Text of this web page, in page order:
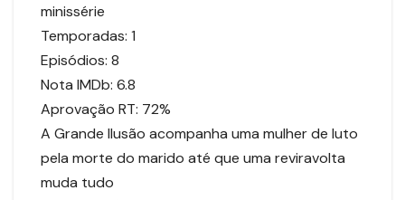
minissérie
Temporadas: 1
Episódios: 8
Nota IMDb: 6.8
Aprovação RT: 72%
A Grande Ilusão acompanha uma mulher de luto
pela morte do marido até que uma reviravolta
muda tudo